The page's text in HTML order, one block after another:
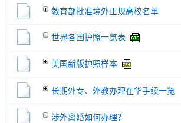
教育部批准境外正规高校名单
世界各国护照一览表
美国新版护照样本
长期外专、外教办理在华手续一览
涉外离婚如何办理？